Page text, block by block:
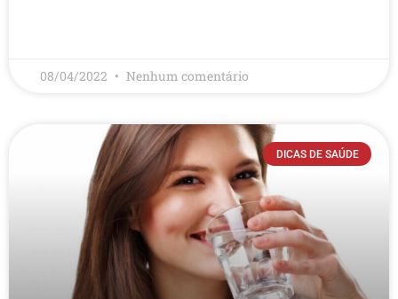
08/04/2022 Nenhum comentário
DICAS DE SAÚDE